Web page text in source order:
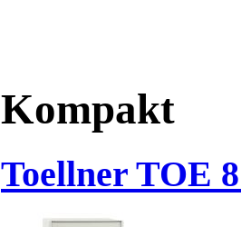
Kompakt
Toellner TOE